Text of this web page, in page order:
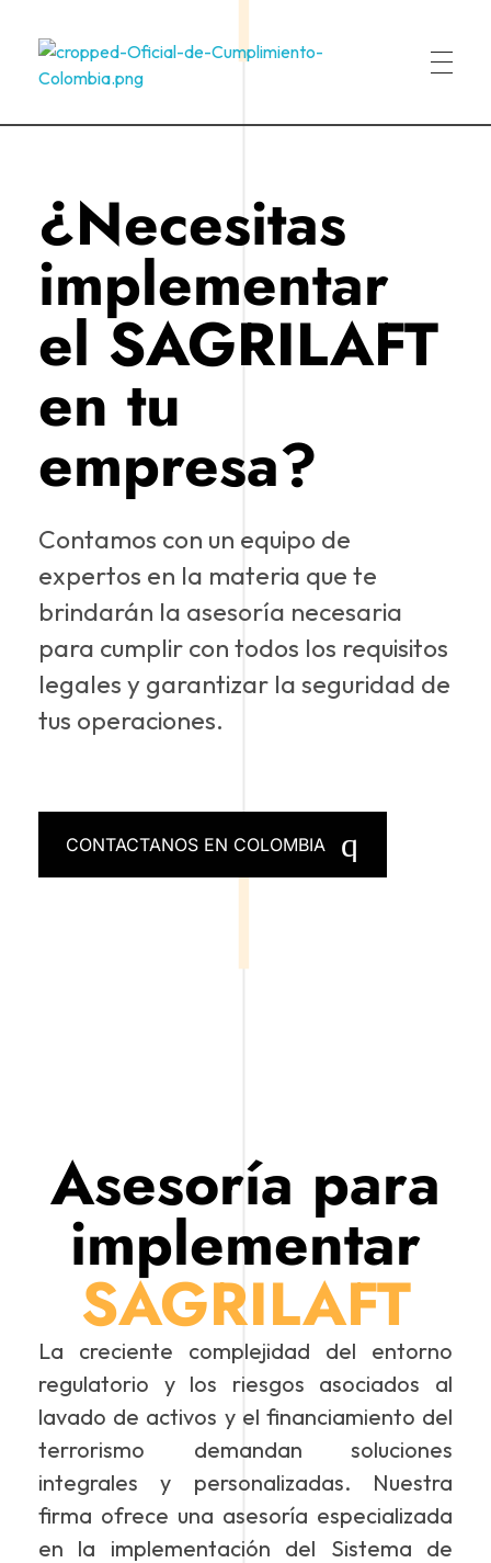
¿Necesitas
implementar
el SAGRILAFT
en tu
empresa?
Contamos con un equipo de
expertos en la materia que te
brindarán la asesoría necesaria
para cumplir con todos los requisitos
legales y garantizar la seguridad de
tus operaciones.
CONTACTANOS EN COLOMBIA
Asesoría para
implementar
SAGRILAFT
La creciente complejidad del entorno
regulatorio y los riesgos asociados al
lavado de activos y el financiamiento del
terrorismo demandan soluciones
integrales y personalizadas. Nuestra
firma ofrece una asesoría especializada
en la implementación del Sistema de